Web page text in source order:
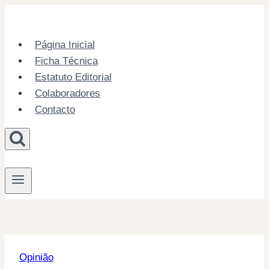
contentPágina Inicial
Ficha Técnica
Estatuto Editorial
Colaboradores
Contacto
Opinião